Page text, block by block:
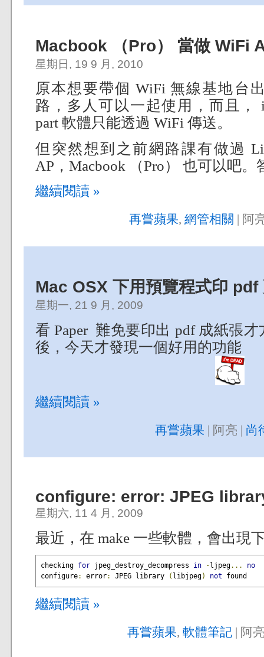
Macbook （Pro） 當做 WiFi
星期日, 19 9 月, 2010
原本想要帶個 WiFi 無線基地台
路，多人可以一起使用，而且，
part 軟體只能透過 WiFi 傳送。
但突然想到之前網路課有做過
AP，Macbook （Pro） 也可以吧
繼續閱讀 »
再嘗蘋果, 網管相關 | 阿
Mac OSX 下用預覽程式印 pdf
星期一, 21 9 月, 2009
看 Paper 難免要印出 pdf 成紙張
後，今天才發現一個好用的功能
繼續閱讀 »
再嘗蘋果 | 阿亮 | 尚
configure: error: JPEG
星期六, 11 4 月, 2009
最近，在 make 一些軟體，會出現
checking for jpeg_destroy_decompress in - ljpeg...
no
configure: error: JPEG library ( libjpeg) not found
繼續閱讀 »
再嘗蘋果, 軟體筆記 | 阿